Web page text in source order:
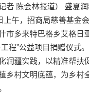
者 陈会林报道） 盛夏
上午，招商局慈善基金
市多来特巴格乡艾格日
程”公益项目捐赠仪式
润疆实践，以精准帮扶
乡村文明底蕴，为乡村